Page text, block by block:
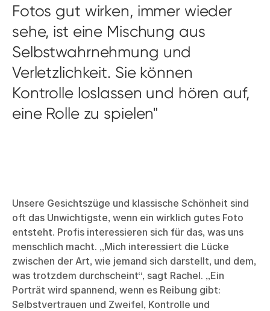
Fotos gut wirken, immer wieder
sehe, ist eine Mischung aus
Selbstwahrnehmung und
Verletzlichkeit. Sie können
Kontrolle loslassen und hören auf,
eine Rolle zu spielen
Unsere Gesichtszüge und klassische Schönheit sind
oft das Unwichtigste, wenn ein wirklich gutes Foto
entsteht. Profis interessieren sich für das, was uns
menschlich macht. „Mich interessiert die Lücke
zwischen der Art, wie jemand sich darstellt, und dem,
was trotzdem durchscheint“, sagt Rachel. „Ein
Porträt wird spannend, wenn es Reibung gibt:
Selbstvertrauen und Zweifel, Kontrolle und